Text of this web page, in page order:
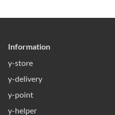
Information
y-store
y-delivery
y-point
y-helper